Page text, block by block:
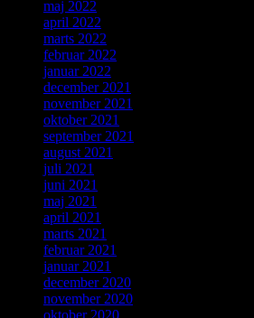
maj 2022
april 2022
marts 2022
februar 2022
januar 2022
december 2021
november 2021
oktober 2021
september 2021
august 2021
juli 2021
juni 2021
maj 2021
april 2021
marts 2021
februar 2021
januar 2021
december 2020
november 2020
oktober 2020